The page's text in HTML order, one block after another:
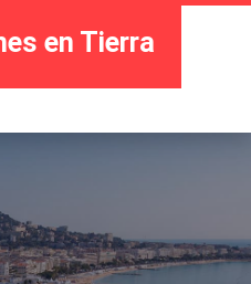
en Tierra